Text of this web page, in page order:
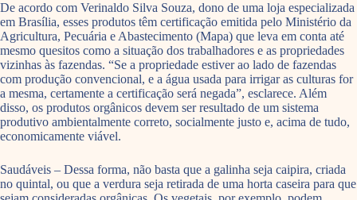
De acordo com Verinaldo Silva Souza, dono de uma loja especializada
em Brasília, esses produtos têm certificação emitida pelo Ministério da
Agricultura, Pecuária e Abastecimento (Mapa) que leva em conta até
mesmo quesitos como a situação dos trabalhadores e as propriedades
vizinhas às fazendas. “Se a propriedade estiver ao lado de fazendas
com produção convencional, e a água usada para irrigar as culturas for
a mesma, certamente a certificação será negada”, esclarece. Além
disso, os produtos orgânicos devem ser resultado de um sistema
produtivo ambientalmente correto, socialmente justo e, acima de tudo,
economicamente viável.
Saudáveis – Dessa forma, não basta que a galinha seja caipira, criada
no quintal, ou que a verdura seja retirada de uma horta caseira para que